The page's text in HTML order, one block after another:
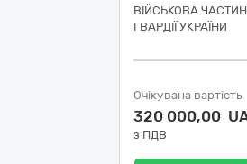
ВІЙСЬКОВА
ГВАРДІЇ УКРАЇНИ
Очікувана вартість
320 000,00
з ПДВ